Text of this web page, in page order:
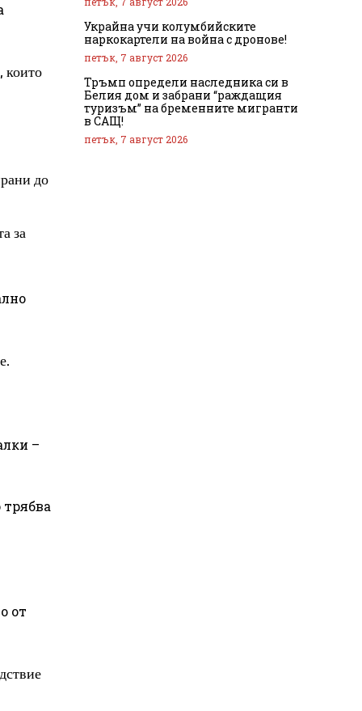
които
до
за
–
от
Украйна учи колумбийските
наркокартели на война с дронове!
петък, 7 август 2026
Тръмп определи наследника си в
Белия дом и забрани “раждащия
туризъм” на бременните мигранти
в САЩ!
петък, 7 август 2026